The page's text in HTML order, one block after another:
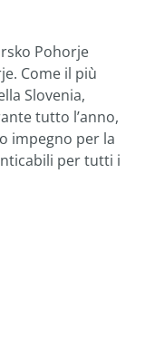
Pohorje
Come il più
Slovenia,
tutto l’anno,
impegno per la
per tutti i